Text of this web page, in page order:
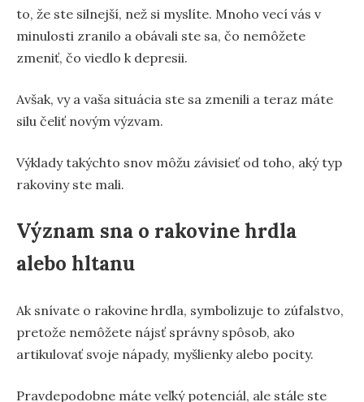
to, že ste silnejší, než si myslíte. Mnoho vecí vás v
minulosti zranilo a obávali ste sa, čo nemôžete
zmeniť, čo viedlo k depresii.
Avšak, vy a vaša situácia ste sa zmenili a teraz máte
silu čeliť novým výzvam.
Výklady takýchto snov môžu závisieť od toho, aký typ
rakoviny ste mali.
Význam sna o rakovine hrdla
alebo hltanu
Ak snívate o rakovine hrdla, symbolizuje to zúfalstvo,
pretože nemôžete nájsť správny spôsob, ako
artikulovať svoje nápady, myšlienky alebo pocity.
Pravdepodobne máte veľký potenciál, ale stále ste